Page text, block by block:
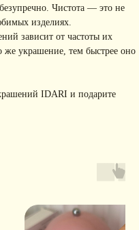
Чистота — это не
изделиях.
зависит от частоты их
украшение, тем быстрее оно
IDARI и подарите
сполитикой